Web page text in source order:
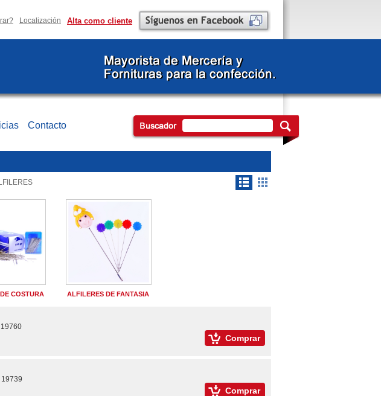
Alta como cliente
Localización
Contacto
COSTURA ALFILERES DE FANTASIA
Comprar
Comprar